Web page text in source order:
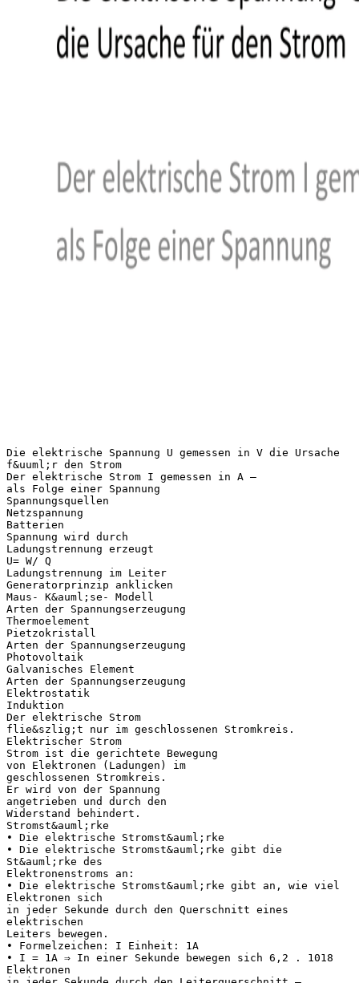
Die elektrische Spannung U gemessen in V die Ursache
f&uuml;r den Strom
Der elektrische Strom I gemessen in A –
als Folge einer Spannung
Spannungsquellen
Netzspannung
Batterien
Spannung wird durch
Ladungstrennung erzeugt
U= W/ Q
Ladungstrennung im Leiter
Generatorprinzip anklicken
Maus- K&auml;se- Modell
Arten der Spannungserzeugung
Thermoelement
Pietzokristall
Arten der Spannungserzeugung
Photovoltaik
Galvanisches Element
Arten der Spannungserzeugung
Elektrostatik
Induktion
Der elektrische Strom
flie&szlig;t nur im geschlossenen Stromkreis.
Elektrischer Strom
Strom ist die gerichtete Bewegung
von Elektronen (Ladungen) im
geschlossenen Stromkreis.
Er wird von der Spannung
angetrieben und durch den
Widerstand behindert.
Stromst&auml;rke
• Die elektrische Stromst&auml;rke
• Die elektrische Stromst&auml;rke gibt die
St&auml;rke des
Elektronenstroms an:
• Die elektrische Stromst&auml;rke gibt an, wie viel
Elektronen sich
in jeder Sekunde durch den Querschnitt eines
elektrischen
Leiters bewegen.
• Formelzeichen: I Einheit: 1A
• I = 1A ⇒ In einer Sekunde bewegen sich 6,2 . 1018
Elektronen